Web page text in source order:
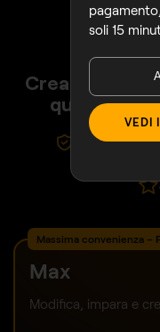
Crea con
qualsiasi
30 giorni di
Massima convenienza
Max
Modifica, impara e
soli 15
VEDI